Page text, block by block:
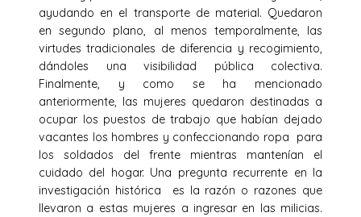
ayudando en el transporte de material. Quedaron
en segundo plano, al menos temporalmente, las
virtudes tradicionales de diferencia y recogimiento,
dándoles una visibilidad pública colectiva.
Finalmente, y como se ha mencionado
anteriormente, las mujeres quedaron destinadas a
ocupar los puestos de trabajo que habían dejado
vacantes los hombres y confeccionando ropa para
los soldados del frente mientras mantenían el
cuidado del hogar. Una pregunta recurrente en la
investigación histórica es la razón o razones que
llevaron a estas mujeres a ingresar en las milicias.